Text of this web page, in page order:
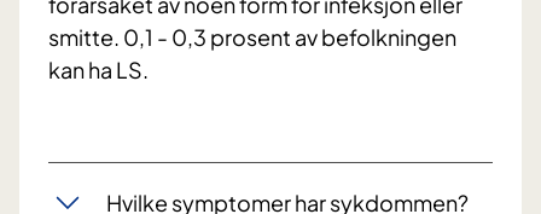
smitte. 0,1 - 0,3 prosent av befolkningen
kan ha LS.
Hvilke symptomer har sykdommen?